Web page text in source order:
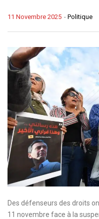
- Politique
11 Novembre 2025
Des défenseurs des droits
11 novembre face à la